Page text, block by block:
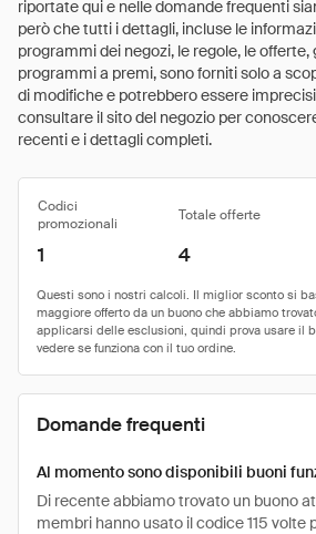
riportate qui e nelle domande frequenti
però che tutti i dettagli, incluse le
programmi dei negozi, le regole, le offerte,
programmi a premi, sono forniti solo a
di modifiche e potrebbero essere
consultare il sito del negozio per
recenti e i dettagli completi.
Codici
promozionali
Totale offerte
1 4
Domande frequenti
Al momento sono disponibili buoni
Di recente abbiamo trovato un buono
membri hanno usato il codice 115 volte